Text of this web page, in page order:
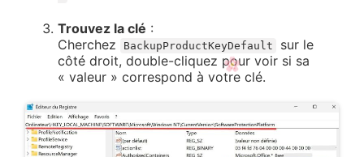
Trouvez la clé :
Cherchez
BackupProductKeyDefault
sur le
côté droit, double-cliquez pour voir si sa
« valeur » correspond à votre clé.